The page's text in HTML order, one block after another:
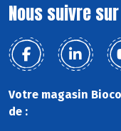
Nous suivre sur
Votre magasin
de :